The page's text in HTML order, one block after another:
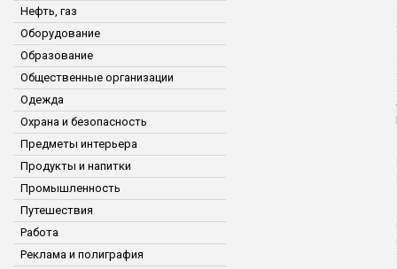
Нефть, газ
Оборудование
Образование
Общественные организации
Одежда
Охрана и безопасность
Предметы интерьера
Продукты и напитки
Промышленность
Путешествия
Работа
Реклама и полиграфия